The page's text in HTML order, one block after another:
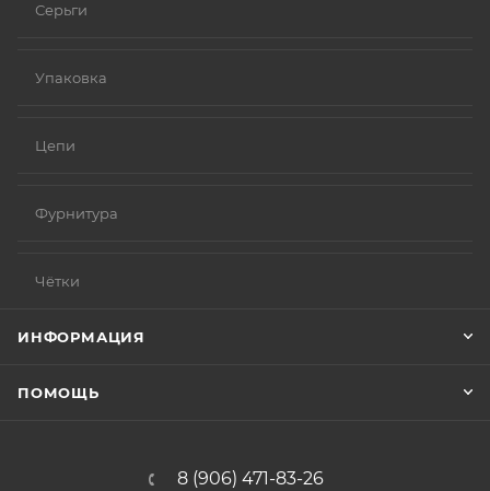
Серьги
Упаковка
Цепи
Фурнитура
Чётки
ИНФОРМАЦИЯ
ПОМОЩЬ
8 (906) 471-83-26